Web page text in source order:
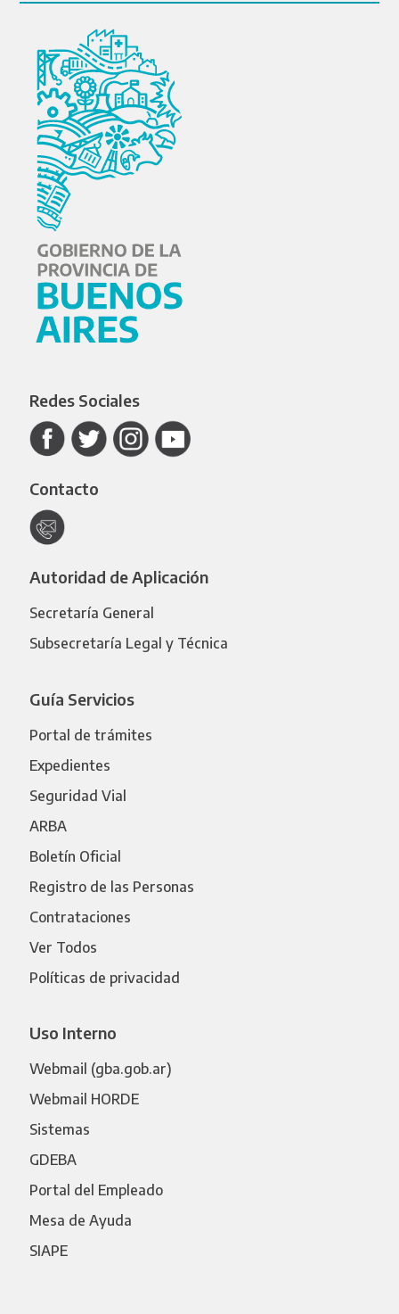
Redes Sociales
Contacto
Autoridad de Aplicación
Secretaría General
Subsecretaría Legal y Técnica
Guía Servicios
Portal de trámites
Expedientes
Seguridad Vial
ARBA
Boletín Oficial
Registro de las Personas
Contrataciones
Ver Todos
Políticas de privacidad
Uso Interno
Webmail (gba.gob.ar)
Webmail HORDE
Sistemas
GDEBA
Portal del Empleado
Mesa de Ayuda
SIAPE